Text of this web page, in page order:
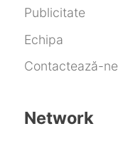
Publicitate
Echipa
Contactează-ne
Network